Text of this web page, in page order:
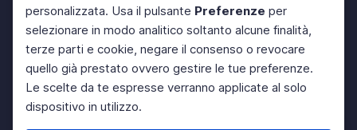
personalizzata. Usa il pulsante Preferenze per
selezionare in modo analitico soltanto alcune finalità,
terze parti e cookie, negare il consenso o revocare
quello già prestato ovvero gestire le tue preferenze.
Le scelte da te espresse verranno applicate al solo
dispositivo in utilizzo.